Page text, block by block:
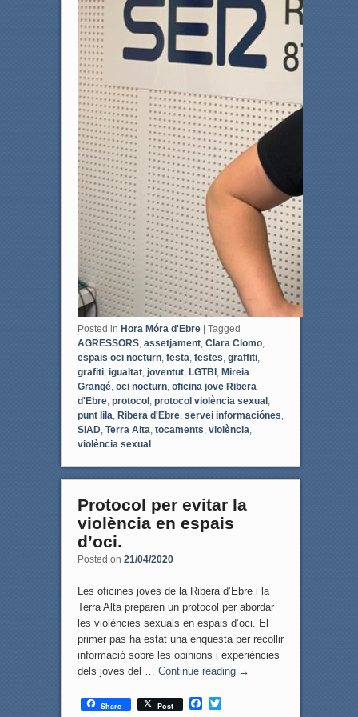
Posted in Hora Móra d'Ebre | Tagged
AGRESSORS, assetjament, Clara Clomo,
espais oci nocturn, festa festes graffiti,
grafiti, igualtat, joventut, LGTBI, Mireia
Grangé, oci nocturn, oficina jove Ribera
d'Ebre, protocol, protocol violència sexual,
punt lila Ribera d'Ebre, servei informaciónes
SIAD, Terra Alta tocaments violència
violència sexual
Protocol per evitar la
violència en espais
d’oci.
Posted on 21/04/2020
Les oficines joves de la Ribera d’Ebre i la
Terra Alta preparen un protocol per abordar
les violències sexuals en espais d’oci. El
primer pas ha estat una enquesta per recollir
informació sobre les opinions i experiències
dels joves del … Continue reading →
Share Post
F
T